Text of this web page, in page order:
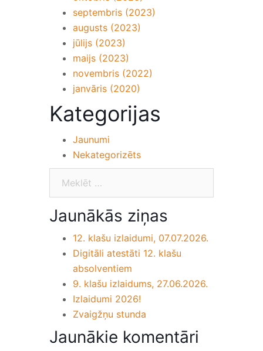
septembris (2023)
augusts (2023)
jūlijs (2023)
maijs (2023)
novembris (2022)
janvāris (2020)
Kategorijas
Jaunumi
Nekategorizēts
Jaunākās ziņas
12. klašu izlaidumi, 07.07.2026.
Digitāli atestāti 12. klašu
absolventiem
9. klašu izlaidums, 27.06.2026.
Izlaidumi 2026!
Zvaigžņu stunda
Jaunākie komentāri